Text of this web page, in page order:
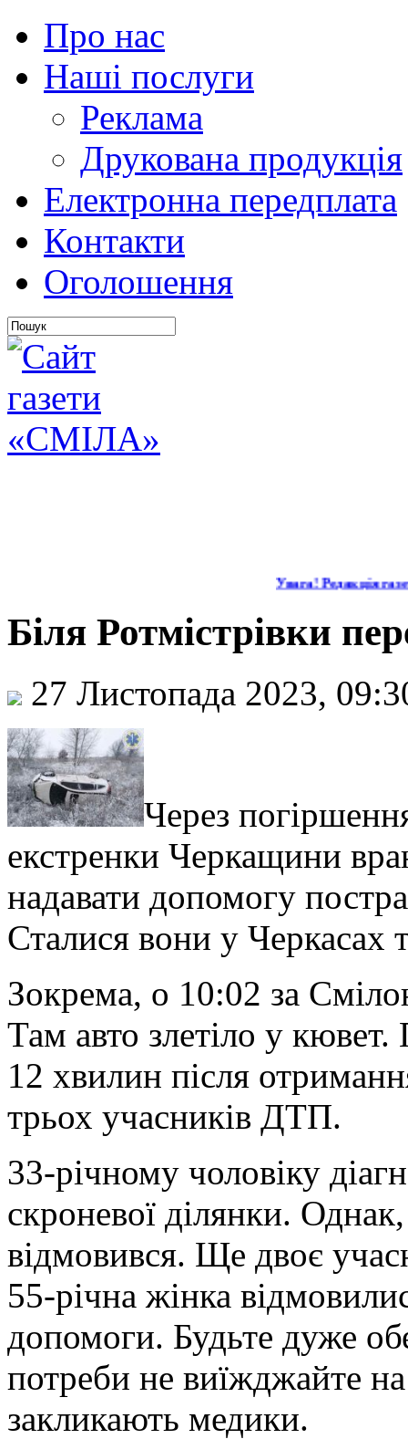
Про нас
Наші послуги
Реклама
Друкована продукція
Електронна передплата
Контакти
Оголошення
Увага! Редакція
Біля Ротмістрівки
27 Листопада 2023,
Через
екстренки Черкащини
надавати допомогу
Сталися вони у Черкасах
Зокрема, о 10:02 за
Там авто злетіло у
12 хвилин після
трьох учасників ДТП.
33-річному чоловіку
скроневої ділянки. Однак,
відмовився. Ще двоє
55-річна жінка
допомоги. Будьте дуже
потреби не виїжджайте
закликають медики.